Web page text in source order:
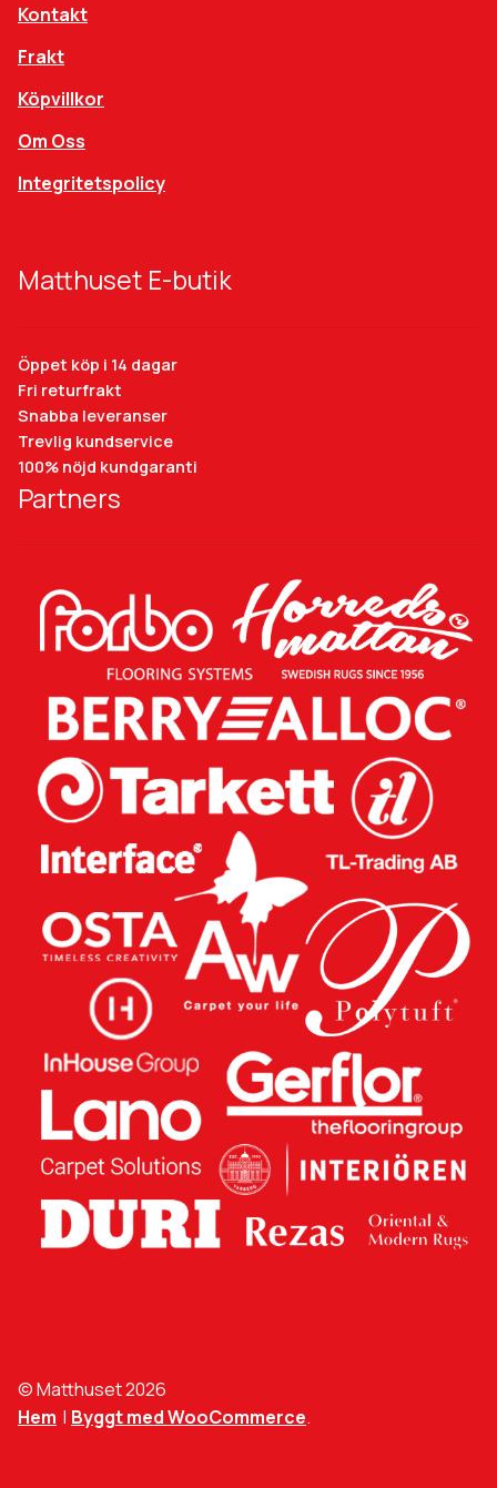
Kontakt
Frakt
Köpvillkor
Om Oss
Integritetspolicy
Matthuset E-butik
Öppet köp i 14 dagar
Fri returfrakt
Snabba leveranser
Trevlig kundservice
100% nöjd kundgaranti
Partners
© Matthuset 2026
Hem
Byggt med WooCommerce.